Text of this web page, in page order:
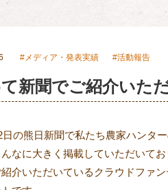
メディア・発表実績 活動報告
新聞でご紹介いた
日の熊日新聞で私たち農家ハンタ
なに大きく掲載していただいてお
介いただいているクラウドファ